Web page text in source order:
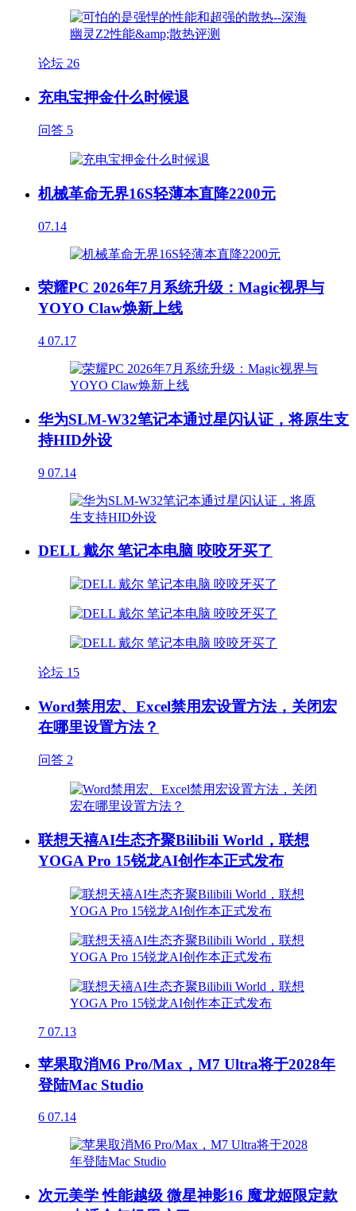
论坛 26
充电宝押金什么时候退
问答 5
机械革命无界16S轻薄本直降2200元
07.14
荣耀PC 2026年7月系统升级：Magic视界与
YOYO Claw焕新上线
4 07.17
华为SLM-W32笔记本通过星闪认证，将原生支
持HID外设
9 07.14
DELL 戴尔 笔记本电脑 咬咬牙买了
论坛 15
Word禁用宏、Excel禁用宏设置方法，关闭宏
在哪里设置方法？
问答 2
联想天禧AI生态齐聚Bilibili World，联想
YOGA Pro 15锐龙AI创作本正式发布
7 07.13
苹果取消M6 Pro/Max，M7 Ultra将于2028年
登陆Mac Studio
6 07.14
次元美学 性能越级 微星神影16 魔龙姬限定款